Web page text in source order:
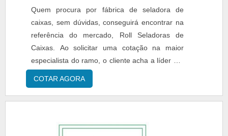
variedade no portfólio como seladora para
formas de pudim modelo plastilania 3
tamanhos e seladora para petisqueira tipo
Galvanotek g540 com ótima qualidade e
assertividade.Apresentando produtos de alto
padrão, a empresa conta com profissionais
especializados e instalações modernas e em
bom estado, conquistando então a confiança
Quem procura por fábrica de seladora de
caixas, sem dúvidas, conseguirá encontrar na
referência do mercado, Roll Seladoras de
Caixas. Ao solicitar uma cotação na maior
especialista do ramo, o cliente acha a líder em
bom atendimento e preço justo.Quando a
questão é fábrica de seladora de caixas, com a
resultado final.DETALHES SOBRE FÁBRICA
COTAR AGORA